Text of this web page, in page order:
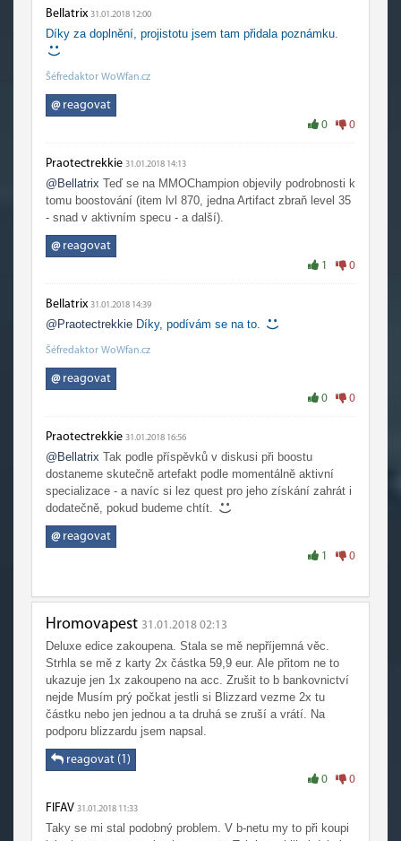
Bellatrix 31.01.2018 12:00
Díky za doplnění, projistotu jsem tam přidala poznámku.
Šéfredaktor WoWfan.cz
@reagovat
0 0
Praotectrekkie 31.01.2018 14:13
@Bellatrix Teď se na MMOChampion objevily podrobnosti k
tomu boostování (item lvl 870, jedna Artifact zbraň level 35
- snad v aktivním specu - a další).
@reagovat
1 0
Bellatrix 31.01.2018 14:39
@Praotectrekkie Díky, podívám se na to.
Šéfredaktor WoWfan.cz
@reagovat
0 0
Praotectrekkie 31.01.2018 16:56
@Bellatrix Tak podle příspěvků v diskusi při boostu
dostaneme skutečně artefakt podle momentálně aktivní
specializace - a navíc si lez quest pro jeho získání zahrát i
dodatečně, pokud budeme chtít.
@reagovat
1 0
Hromovapest 31.01.2018 02:13
Deluxe edice zakoupena. Stala se mě nepříjemná věc.
Strhla se mě z karty 2x částka 59,9 eur. Ale přitom ne to
ukazuje jen 1x zakoupeno na acc. Zrušit to b bankovnictví
nejde Musím prý počkat jestli si Blizzard vezme 2x tu
částku nebo jen jednou a ta druhá se zruší a vrátí. Na
podporu blizzardu jsem napsal.
reagovat (1)
0 0
FIFAV 31.01.2018 11:33
Taky se mi stal podobný problem. V b-netu my to při koupi